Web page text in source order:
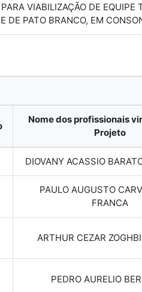
VIABILIZAÇÃO DE
DE PATO BRANCO, EM
Nome dos profissionais
Projeto
DIOVANY ACASSIO
PAULO AUGUSTO
FRANCA
ARTHUR CEZAR
PEDRO AURELIO